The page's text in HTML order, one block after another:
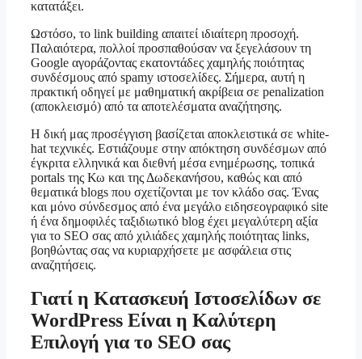
κατατάξει.
Ωστόσο, το link building απαιτεί ιδιαίτερη προσοχή.
Παλαιότερα, πολλοί προσπαθούσαν να ξεγελάσουν τη
Google αγοράζοντας εκατοντάδες χαμηλής ποιότητας
συνδέσμους από spamy ιστοσελίδες. Σήμερα, αυτή η
πρακτική οδηγεί με μαθηματική ακρίβεια σε penalization
(αποκλεισμό) από τα αποτελέσματα αναζήτησης.
Η δική μας προσέγγιση βασίζεται αποκλειστικά σε white-
hat τεχνικές. Εστιάζουμε στην απόκτηση συνδέσμων από
έγκριτα ελληνικά και διεθνή μέσα ενημέρωσης, τοπικά
portals της Κω και της Δωδεκανήσου, καθώς και από
θεματικά blogs που σχετίζονται με τον κλάδο σας. Ένας
και μόνο σύνδεσμος από ένα μεγάλο ειδησεογραφικό site
ή ένα δημοφιλές ταξιδιωτικό blog έχει μεγαλύτερη αξία
για το SEO σας από χιλιάδες χαμηλής ποιότητας links,
βοηθώντας σας να κυριαρχήσετε με ασφάλεια στις
αναζητήσεις.
Γιατί η Κατασκευή Ιστοσελίδων σε
WordPress Είναι η Καλύτερη
Επιλογή για το SEO σας